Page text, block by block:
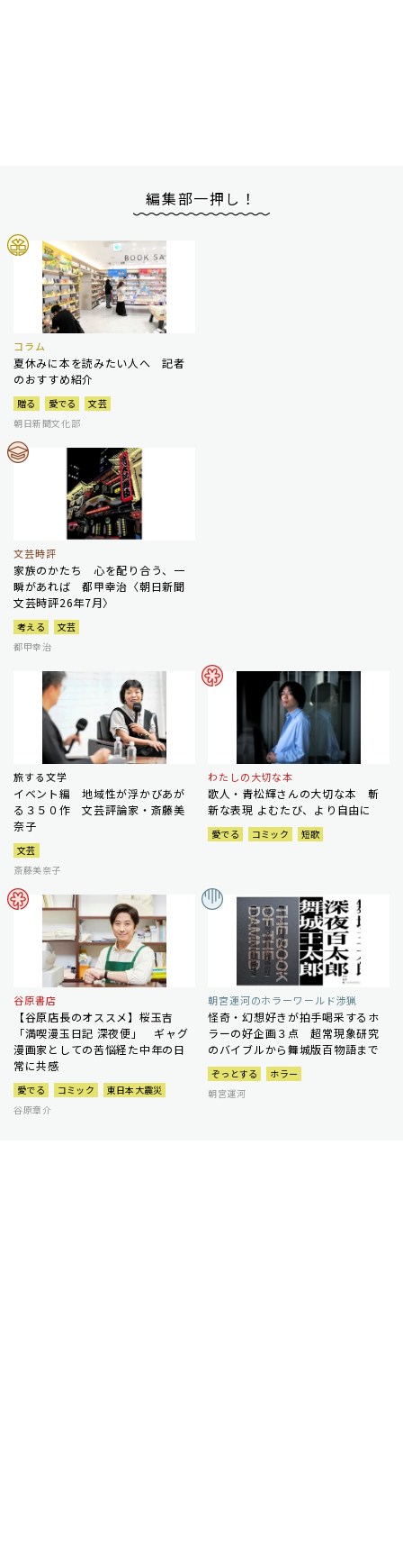
編集部一押し！
コラム
夏休みに本を読みたい人へ 記者
のおすすめ紹介
贈る 愛でる
文芸
朝日新聞文化部
文芸時評
家族のかたち 心を配り合う、一
瞬があれば 都甲幸治〈朝日新聞
文芸時評26年7月〉
考える
文芸
都甲幸治
旅する文学
イベント編 地域性が浮かびあが
る３５０作 文芸評論家・斎藤美
奈子
文芸
斎藤美奈子
わたしの大切な本
歌人・青松輝さんの大切な本 斬
新な表現 よむたび、より自由に
愛でる コミック 短歌
谷原書店
【谷原店長のオススメ】桜玉吉
「満喫漫玉日記 深夜便」 ギャグ
漫画家としての苦悩経た中年の日
常に共感
愛でる コミック
東日本大震災
谷原章介
朝宮運河のホラーワールド渉猟
怪奇・幻想好きが拍手喝采するホ
ラーの好企画３点 超常現象研究
のバイブルから舞城版百物語まで
ぞっとする
ホラー
朝宮運河